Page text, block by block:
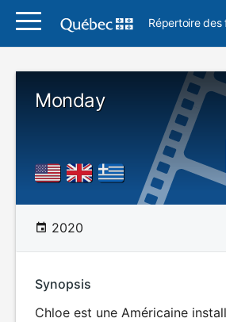
Répertoire des
Monday
2020
Synopsis
Chloe est une Américaine